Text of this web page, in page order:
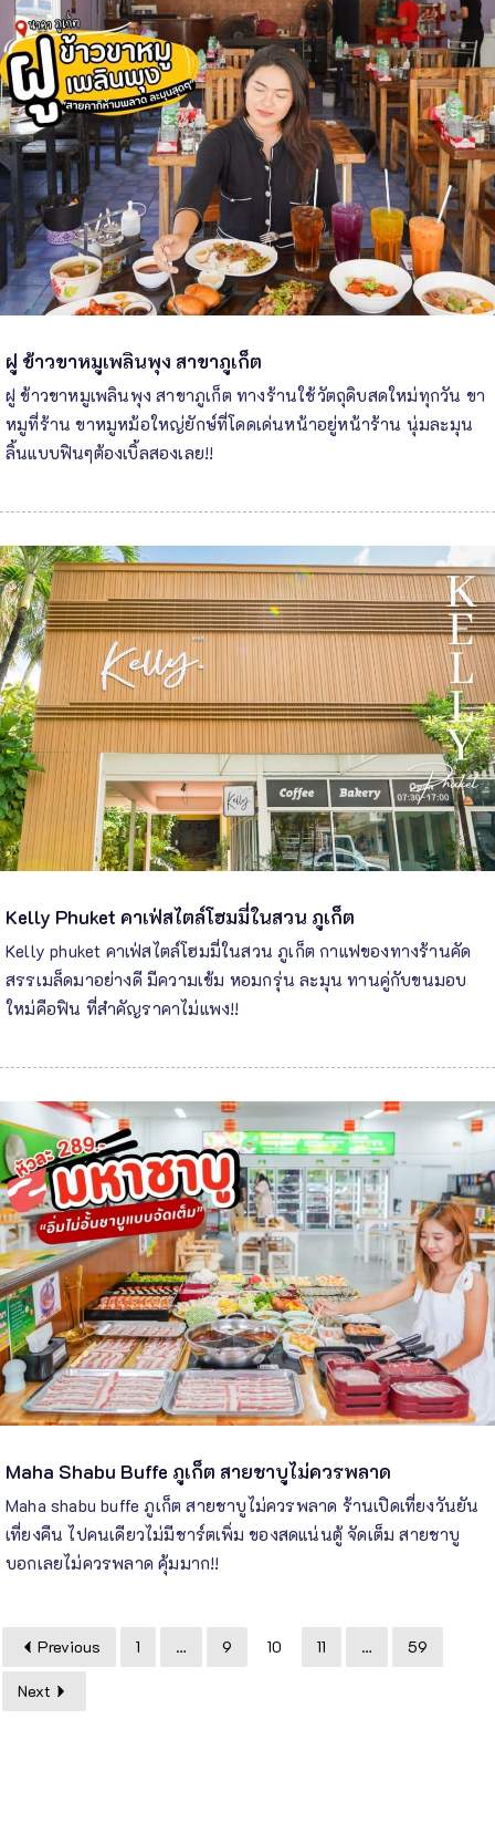
ฝู ข้าวขาหมูเพลินพุง สาขาภูเก็ต
ฝู ข้าวขาหมูเพลินพุง สาขาภูเก็ต ทางร้านใช้วัตถุดิบสดใหม่ทุกวัน ขา
หมูที่ร้าน ขาหมูหม้อใหญ่ยักษ์ที่โดดเด่นหน้าอยู่หน้าร้าน นุ่มละมุน
ลิ้นแบบฟินๆต้องเบิ้ลสองเลย!!
Kelly Phuket คาเฟ่สไตล์โฮมมี่ในสวน ภูเก็ต
Kelly phuket คาเฟ่สไตล์โฮมมี่ในสวน ภูเก็ต กาแฟของทางร้านคัด
สรรเมล็ดมาอย่างดี มีความเข้ม หอมกรุ่น ละมุน ทานคู่กับขนมอบ
ใหม่คือฟิน ที่สำคัญราคาไม่แพง!!
Maha Shabu Buffe ภูเก็ต สายชาบูไม่ควรพลาด
Maha shabu buffe ภูเก็ต สายชาบูไม่ควรพลาด ร้านเปิดเที่ยงวันยัน
เที่ยงคืน ไปคนเดียวไม่มีชาร์ตเพิ่ม ของสดแน่นตู้ จัดเต็ม สายชาบู
บอกเลยไม่ควรพลาด คุ้มมาก!!
Previous 1 … 9 10 11 … 59
Next